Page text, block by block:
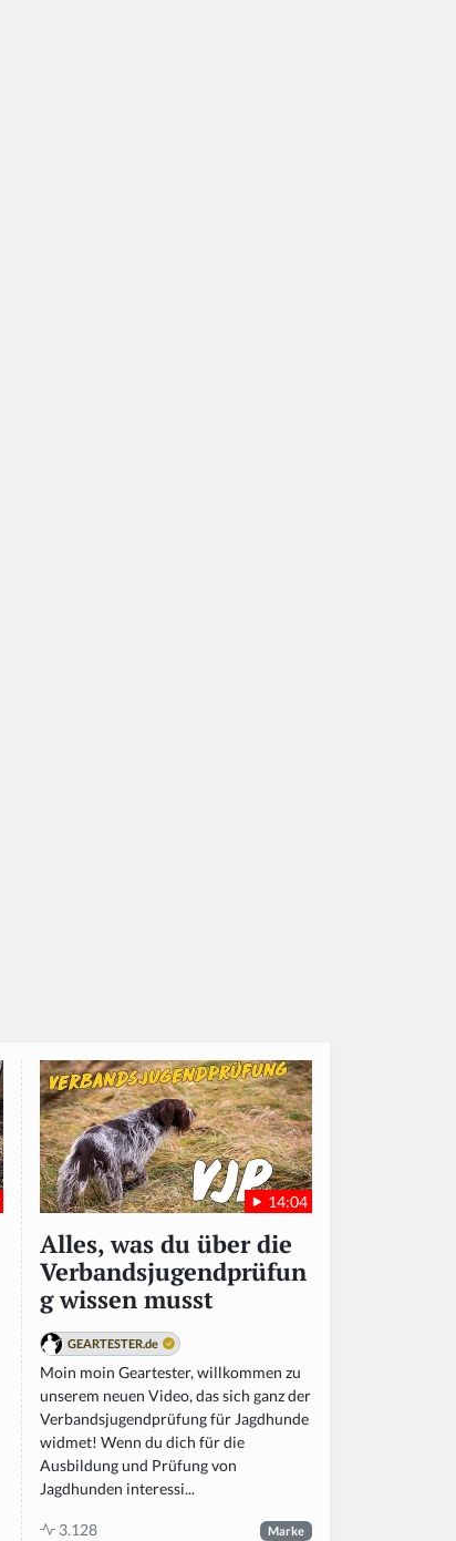
14:04
Alles, was du über die
Verbandsjugendprüfun
g wissen musst
GEARTESTER.de
Moin moin Geartester, willkommen zu
unserem neuen Video, das sich ganz der
Verbandsjugendprüfung für Jagdhunde
widmet! Wenn du dich für die
Ausbildung und Prüfung von
Jagdhunden interessi...
3.128 Marke